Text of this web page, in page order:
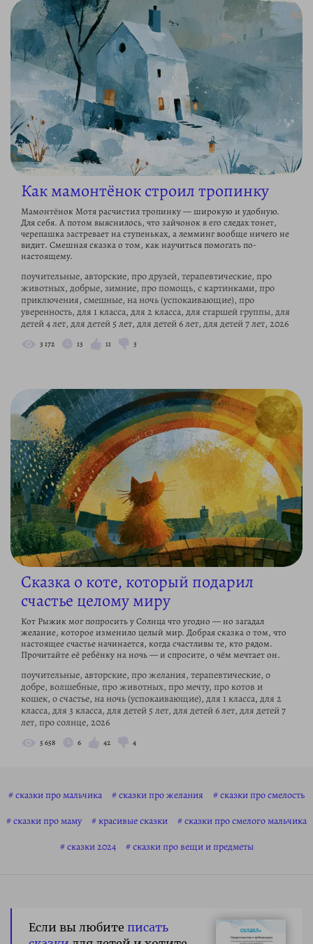
Как мамонтёнок строил тропинку
Мамонтёнок Мотя расчистил тропинку — широкую и удобную.
Для себя. А потом выяснилось, что зайчонок в его следах тонет,
черепашка застревает на ступеньках, а лемминг вообще ничего не
видит. Смешная сказка о том, как научиться помогать по-
настоящему.
поучительные, авторские, про друзей, терапевтические, про
животных, добрые, зимние, про помощь, с картинками, про
приключения, смешные, на ночь (успокаивающие), про
уверенность, для 1 класса, для 2 класса, для старшей группы, для
детей 4 лет, для детей 5 лет, для детей 6 лет, для детей 7 лет, 2026
3 172 13 11 3
Сказка о коте, который подарил
счастье целому миру
Кот Рыжик мог попросить у Солнца что угодно — но загадал
желание, которое изменило целый мир. Добрая сказка о том, что
настоящее счастье начинается, когда счастливы те, кто рядом.
Прочитайте её ребёнку на ночь — и спросите, о чём мечтает он.
поучительные, авторские, про желания, терапевтические, о
добре, волшебные, про животных, про мечту, про котов и
кошек, о счастье, на ночь (успокаивающие), для 1 класса, для 2
класса, для 3 класса, для детей 5 лет, для детей 6 лет, для детей 7
лет, про солнце, 2026
5 658 6 42 4
сказки про мальчика сказки про желания
сказки про смелость
сказки про маму
красивые сказки
сказки про смелого мальчика
сказки 2024
сказки про вещи и предметы
Если вы любите писать